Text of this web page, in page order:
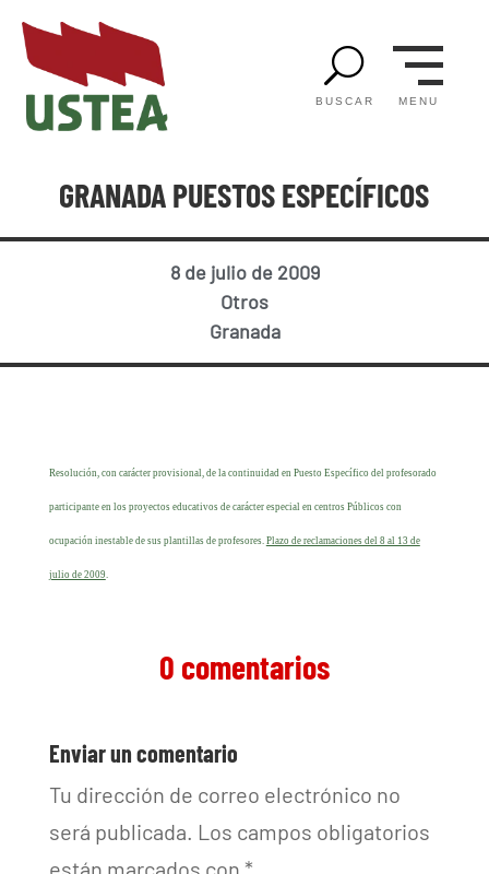
U
BUSCAR MENU
GRANADA PUESTOS ESPECÍFICOS
8 de julio de 2009
Otros
Granada
Resolución, con carácter provisional, de la continuidad en Puesto Específico del profesorado
participante en los proyectos educativos de carácter especial en centros Públicos con
ocupación inestable de sus plantillas de profesores. Plazo de reclamaciones del 8 al 13 de
julio de 2009.
0 comentarios
Enviar un comentario
Tu dirección de correo electrónico no
será publicada. Los campos obligatorios